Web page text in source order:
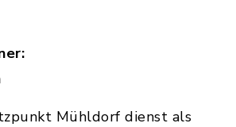
Mühldorf dienst als